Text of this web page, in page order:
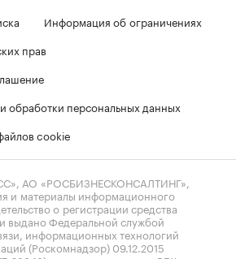
Информация об ограничениях
прав
обработки персональных данных
cookie
АО «РОСБИЗНЕСКОНСАЛТИНГ»,
и материалы информационного
о регистрации средства
выдано Федеральной службой
информационных технологий
(Роскомнадзор) 09.12.2015